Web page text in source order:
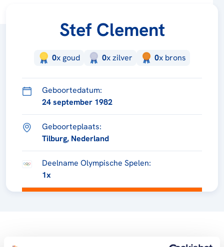
Stef Clement
0x goud 0xzilver 0x brons
Geboortedatum:
24 september 1982
Geboorteplaats:
Tilburg, Nederland
Deelname Olympische Spelen:
1x